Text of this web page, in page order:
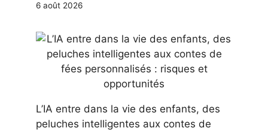
6 août 2026
L’IA entre dans la vie des enfants, des
peluches intelligentes aux contes de